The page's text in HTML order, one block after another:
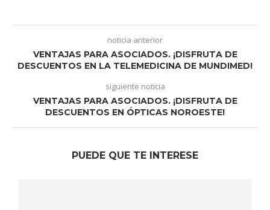
noticia anterior
VENTAJAS PARA ASOCIADOS. ¡DISFRUTA DE
DESCUENTOS EN LA TELEMEDICINA DE MUNDIMED!
siguiente noticia
VENTAJAS PARA ASOCIADOS. ¡DISFRUTA DE
DESCUENTOS EN ÓPTICAS NOROESTE!
PUEDE QUE TE INTERESE